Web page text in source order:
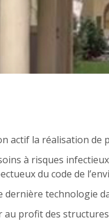
actif la réalisation de
à risques
du code de
dernière technologie
au profit des